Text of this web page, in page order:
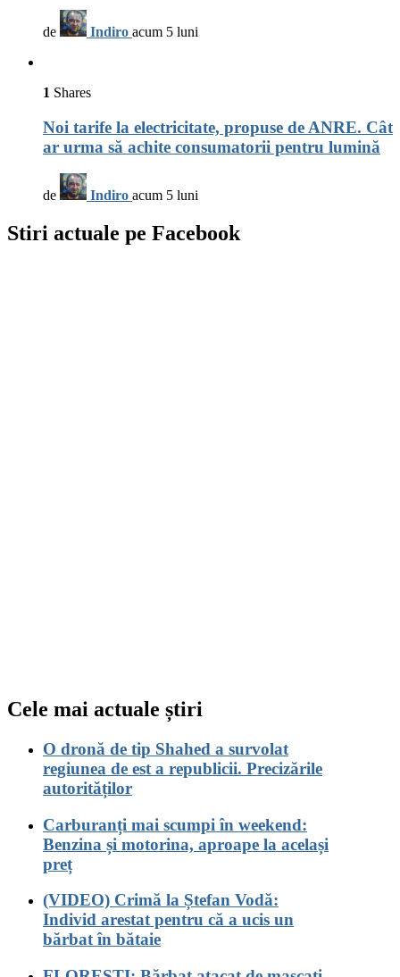
de Indiro acum 5 luni
1 Shares
Noi tarife la electricitate, propuse de ANRE. Cât
ar urma să achite consumatorii pentru lumină
de Indiro acum 5 luni
Stiri actuale pe Facebook
Cele mai actuale știri
O dronă de tip Shahed a survolat
regiunea de est a republicii. Precizările
autorităților
Carburanți mai scumpi în weekend:
Benzina și motorina, aproape la același
preț
(VIDEO) Crimă la Ștefan Vodă:
Individ arestat pentru că a ucis un
bărbat în bătaie